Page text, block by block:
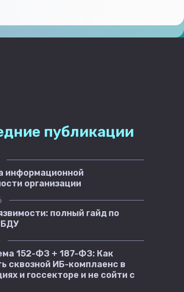
публикации
информационной
организации
полный гайд по
БДУ
152-ФЗ + 187-ФЗ: Как
сквозной ИБ-комплаенс в
и госсекторе и не сойти с